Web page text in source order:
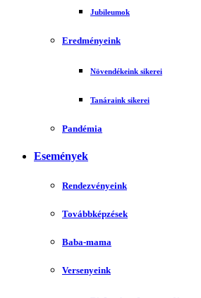
Jubileumok
Eredményeink
Növendékeink sikerei
Tanáraink sikerei
Pandémia
Események
Rendezvényeink
Továbbképzések
Baba-mama
Versenyeink